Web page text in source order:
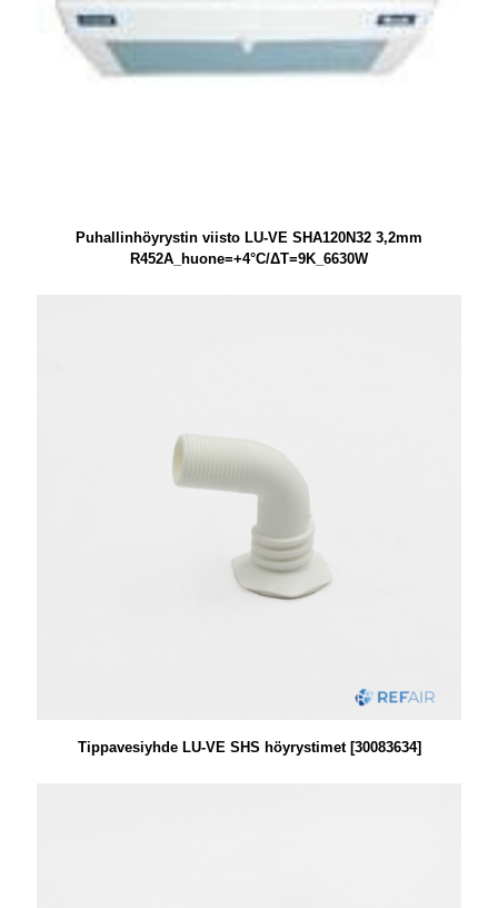
Puhallinhöyrystin viisto LU-VE SHA120N32 3,2mm
R452A_huone=+4°C/ΔT=9K_6630W
Tippavesiyhde LU-VE SHS höyrystimet [30083634]